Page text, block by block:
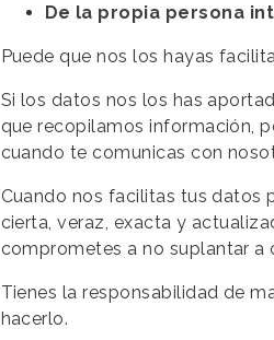
De la propia persona
Puede que nos los hayas
Si los datos nos los has
que recopilamos información,
cuando te comunicas con
Cuando nos facilitas tus datos
cierta, veraz, exacta y
comprometes a no suplantar a
Tienes la responsabilidad de
hacerlo.